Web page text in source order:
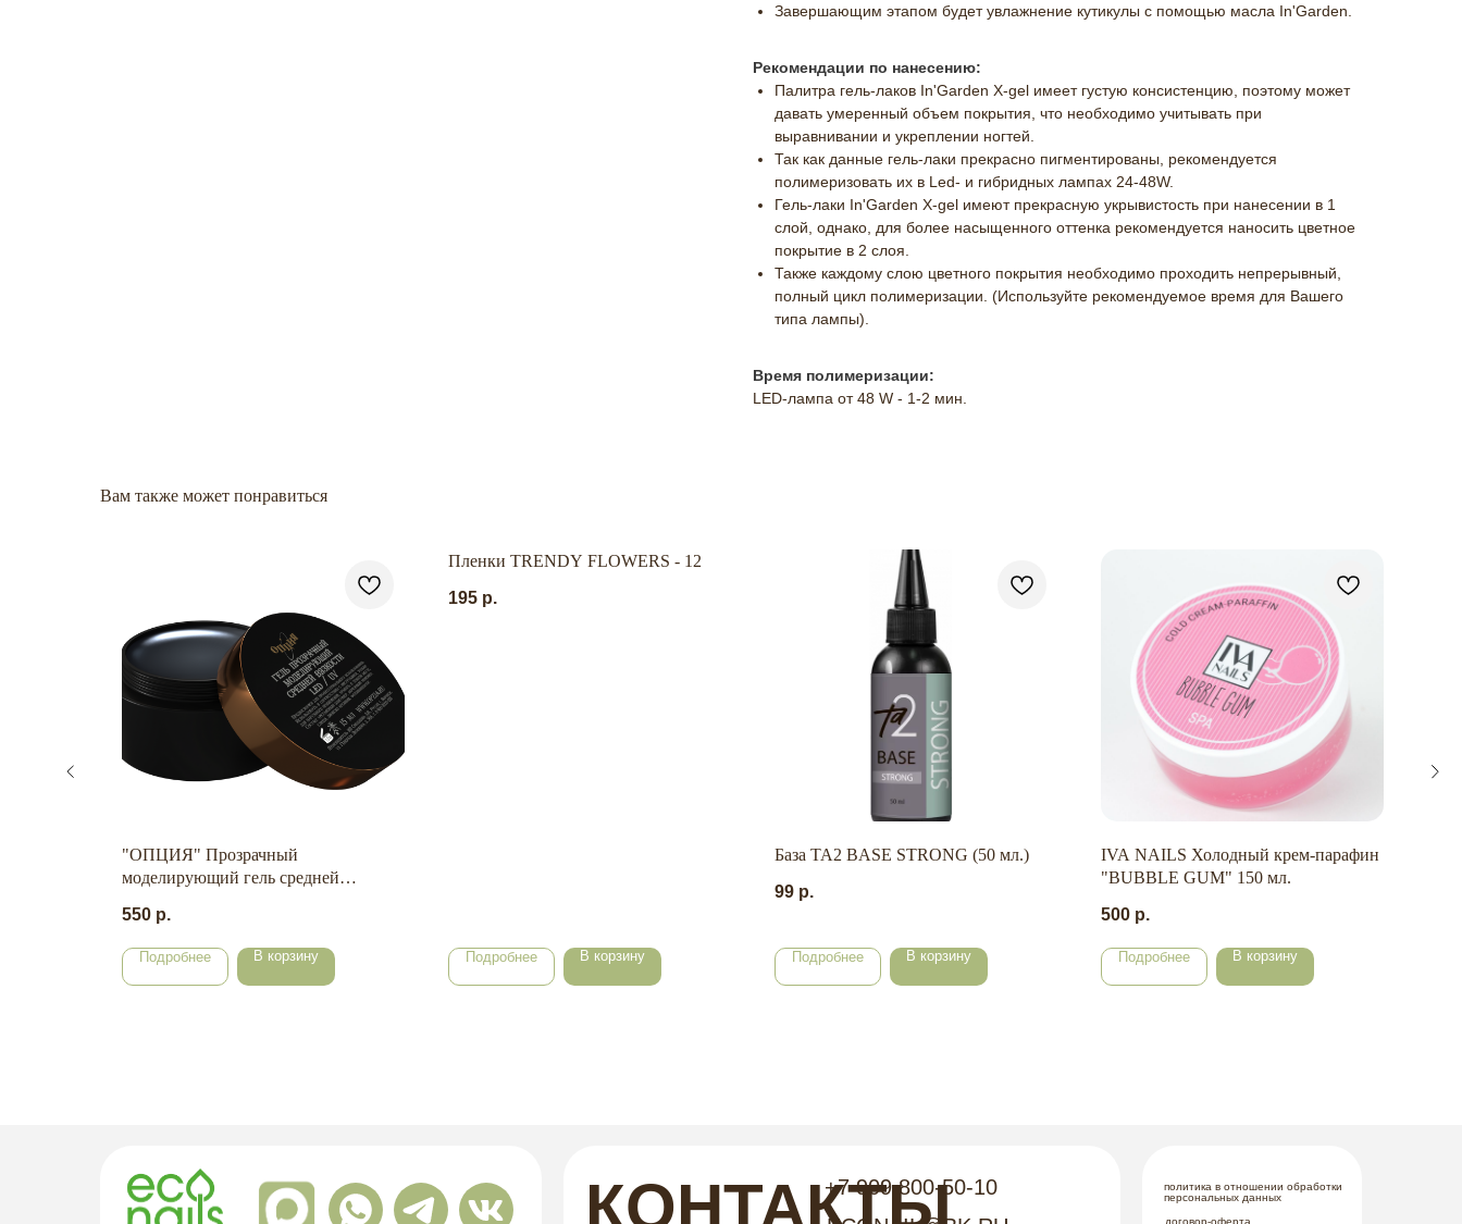
Завершающим этапом будет увлажнение кутикулы с помощью масла In'Garden.
Рекомендации по нанесению:
Палитра гель-лаков In'Garden X-gel имеет густую консистенцию, поэтому может
давать умеренный объем покрытия, что необходимо учитывать при
выравнивании и укреплении ногтей.
Так как данные гель-лаки прекрасно пигментированы, рекомендуется
полимеризовать их в Led- и гибридных лампах 24-48W.
Гель-лаки In'Garden X-gel имеют прекрасную укрывистость при нанесении в 1
слой, однако, для более насыщенного оттенка рекомендуется наносить цветное
покрытие в 2 слоя.
Также каждому слою цветного покрытия необходимо проходить непрерывный,
полный цикл полимеризации. (Используйте рекомендуемое время для Вашего
типа лампы).
Время полимеризации:
LED-лампа от 48 W - 1-2 мин.
Вам также может понравиться
"ОПЦИЯ" Прозрачный
моделирующий гель средней
550 р.
Подробнее В корзину
Пленки TRENDY FLOWERS - 12
195 р.
Подробнее В корзину
База TA2 BASE STRONG (50 мл.)
99 р.
Подробнее В корзину
IVA NAILS Холодный крем-парафин
"BUBBLE GUM" 150 мл.
500 р.
Подробнее В корзину
КОНТАКТЫ
+7 909 800-50-10
политика в отношении обработки
персональных данных
договор-оферта